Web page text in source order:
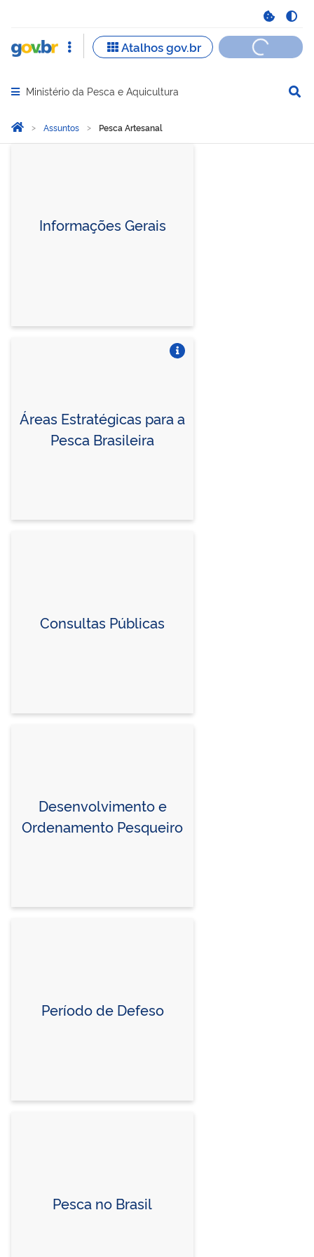
Abrir menu principal de navegação
Ministério da Pesca e Aquicultura
Você está aqui:
Página Inicial
Assuntos Pesca Artesanal
Informações Gerais
Áreas Estratégicas para a
Pesca Brasileira
Consultas Públicas
Desenvolvimento e
Ordenamento Pesqueiro
Período de Defeso
Pesca no Brasil